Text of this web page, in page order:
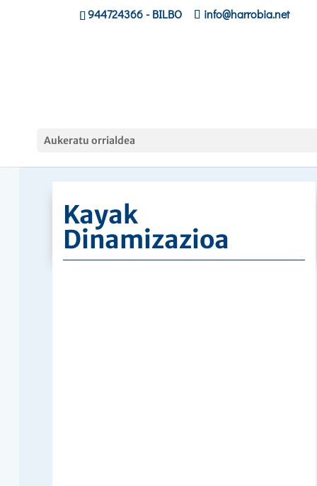
944724366- BILBO info@harrobia.net
Aukeratu orrialdea
Kayak
Dinamizazioa